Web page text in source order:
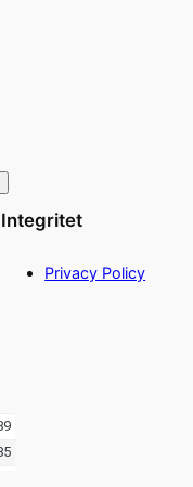
Integritet
Privacy Policy